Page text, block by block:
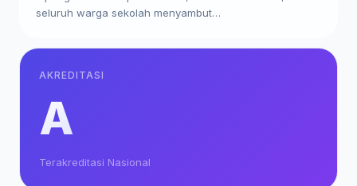
seluruh warga sekolah menyambut…
AKREDITASI
A
Terakreditasi Nasional